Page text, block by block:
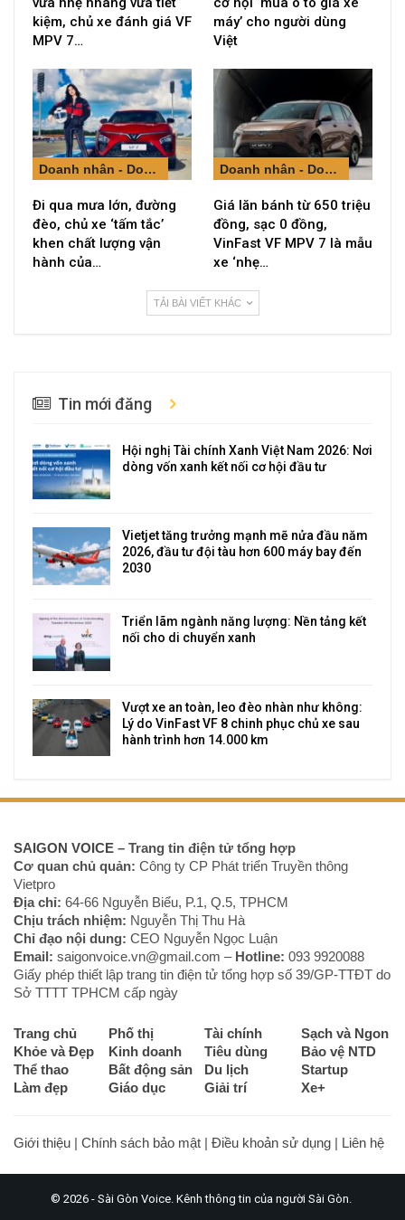
kiệm, chủ xe đánh giá VF
MPV 7…
máy’ cho người dùng
Việt
Doanh nhân - Doanh nghiệp
Đi qua mưa lớn, đường
đèo, chủ xe ‘tấm tắc’
khen chất lượng vận
hành của…
Doanh nhân - Doanh nghiệp
Giá lăn bánh từ 650 triệu
đồng, sạc 0 đồng,
VinFast VF MPV 7 là mẫu
xe ‘nhẹ…
TẢI BÀI VIẾT KHÁC
Tin mới đăng
Hội nghị Tài chính Xanh Việt Nam 2026: Nơi
dòng vốn xanh kết nối cơ hội đầu tư
Vietjet tăng trưởng mạnh mẽ nửa đầu năm
2026, đầu tư đội tàu hơn 600 máy bay đến
2030
Triển lãm ngành năng lượng: Nền tảng kết
nối cho di chuyển xanh
Vượt xe an toàn, leo đèo nhàn như không:
Lý do VinFast VF 8 chinh phục chủ xe sau
hành trình hơn 14.000 km
SAIGON VOICE – Trang tin điện tử tổng hợp
Cơ quan chủ quản: Công ty CP Phát triển Truyền thông
Vietpro
Địa chỉ: 64-66 Nguyễn Biểu, P.1, Q.5, TPHCM
Chịu trách nhiệm: Nguyễn Thị Thu Hà
Chỉ đạo nội dung: CEO Nguyễn Ngọc Luận
Email: saigonvoice.vn@gmail.com – Hotline: 093 9920088‬
Giấy phép thiết lập trang tin điện tử tổng hợp số 39/GP-TTĐT do
Sở TTTT TPHCM cấp ngày
Trang chủ Phố thị Tài chính
Sạch và Ngon
Khỏe và Đẹp
Kinh doanh Tiêu dùng
Bảo vệ NTD
Thể thao
Bất động sản Du lịch
Startup
Làm đẹp
Giáo dục Giải trí Xe+
Giới thiệu | Chính sách bảo mật | Điều khoản sử dụng | Liên hệ
© 2026 - Sài Gòn Voice. Kênh thông tin của người Sài Gòn.